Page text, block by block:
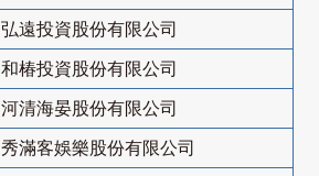
弘遠投資股份有限公司
和椿投資股份有限公司
河清海晏股份有限公司
秀滿客娛樂股份有限公司